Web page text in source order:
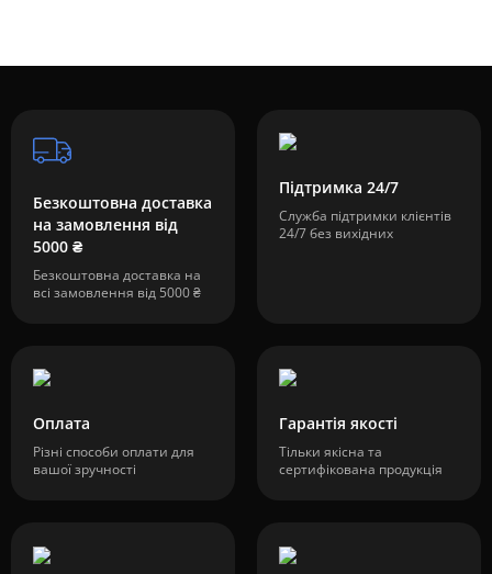
Безкоштовна доставка
на замовлення від
5000 ₴
Безкоштовна доставка на
всі замовлення від 5000 ₴
Підтримка 24/7
Служба підтримки клієнтів
24/7 без вихідних
Оплата
Різні способи оплати для
вашої зручності
Гарантія якості
Тільки якісна та
сертифікована продукція